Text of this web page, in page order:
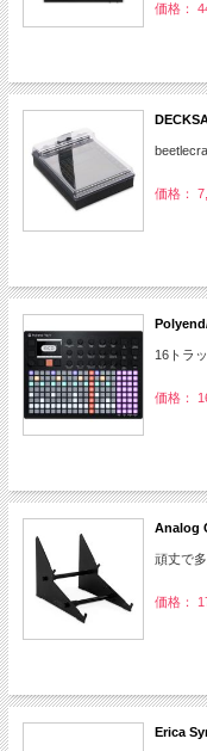
価格：
価格：
16トラ
価格：
Analog
頑丈で
価格：
Erica